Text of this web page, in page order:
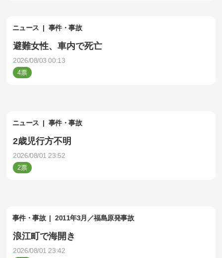
ニュース 事件・事故
避難女性、車内で死亡
2026/08/03 00:13
4
ニュース 事件・事故
2歳児行方不明
2026/08/01 23:52
2
事件・事故 2011年3月／福島原発事故
浪江町で海開き
2026/08/01 23:42